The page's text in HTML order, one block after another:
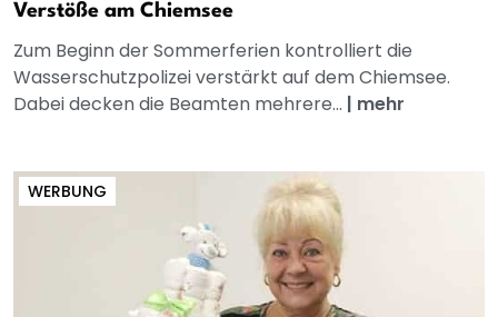
Verstöße am Chiemsee
Zum Beginn der Sommerferien kontrolliert die
Wasserschutzpolizei verstärkt auf dem Chiemsee.
Dabei decken die Beamten mehrere... | mehr
WERBUNG